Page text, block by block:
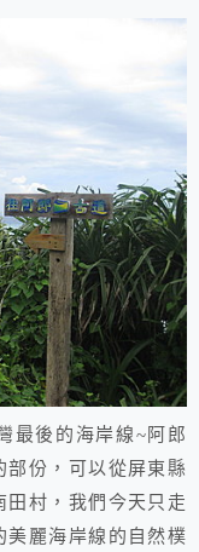
最後的海岸線~阿郎
部份，可以從屏東縣
村，我們今天只走
美麗海岸線的自然樸